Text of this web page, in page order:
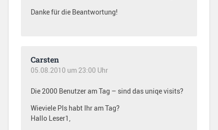
Danke für die Beantwortung!
Carsten
05.08.2010 um 23:00 Uhr
Die 2000 Benutzer am Tag – sind das uniqe visits?
Wieviele PIs habt Ihr am Tag?
Hallo Leser1,